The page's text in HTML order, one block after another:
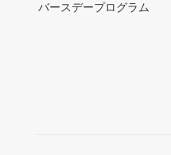
バースデープログラム